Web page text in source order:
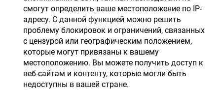
смогут определить ваше местоположение по IP-
адресу. С данной функцией можно решить
проблему блокировок и ограничений, связанных
с цензурой или географическим положением,
которые могут привязаны к вашему
местоположению. Вы можете получить доступ к
веб-сайтам и контенту, которые могли быть
недоступны в вашей стране.